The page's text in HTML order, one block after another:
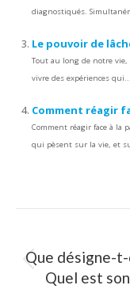
diagnostiqués.
Le pouvoir de
Tout au long de notre
vivre des expériences qui...
Comment réagir
Comment réagir face à la
qui pèsent sur la vie, et
Que désigne-
Quel est